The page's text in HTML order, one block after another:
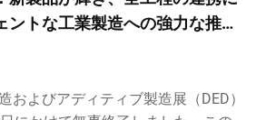
ントな工業製造への強力な推進
およびアディティブ製造展（DED）